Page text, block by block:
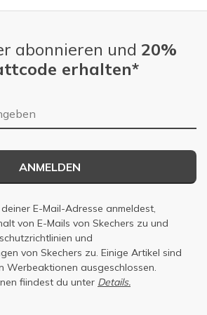
abonnieren und 20%
erhalten*
ANMELDEN
E-Mail-Adresse anmeldest,
von E-Mails von Skechers zu und
und
von Skechers zu. Einige Artikel sind
Werbeaktionen ausgeschlossen.
fiindest du unter Details.